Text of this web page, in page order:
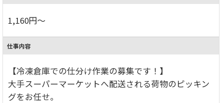
1,160円～
仕事内容
【冷凍倉庫での仕分け作業の募集です！】
大手スーパーマーケットへ配送される荷物のピッキン
グをお任せ。